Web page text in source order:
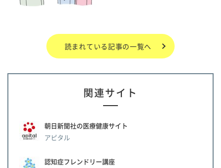
読まれている記事の一覧へ
関連サイト
朝日新聞社の医療健康サイト
アピタル
認知症フレンドリー講座